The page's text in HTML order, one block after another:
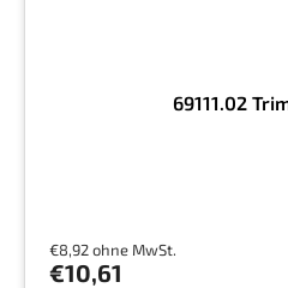
69111.02
€8,92 ohne MwSt.
€10,61